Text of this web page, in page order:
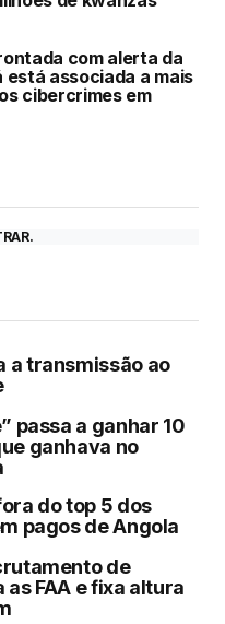
com alerta da
está associada a mais
cibercrimes em
a transmissão ao
passa a ganhar 10
ganhava no
do top 5 dos
pagos de Angola
de
FAA e fixa altura